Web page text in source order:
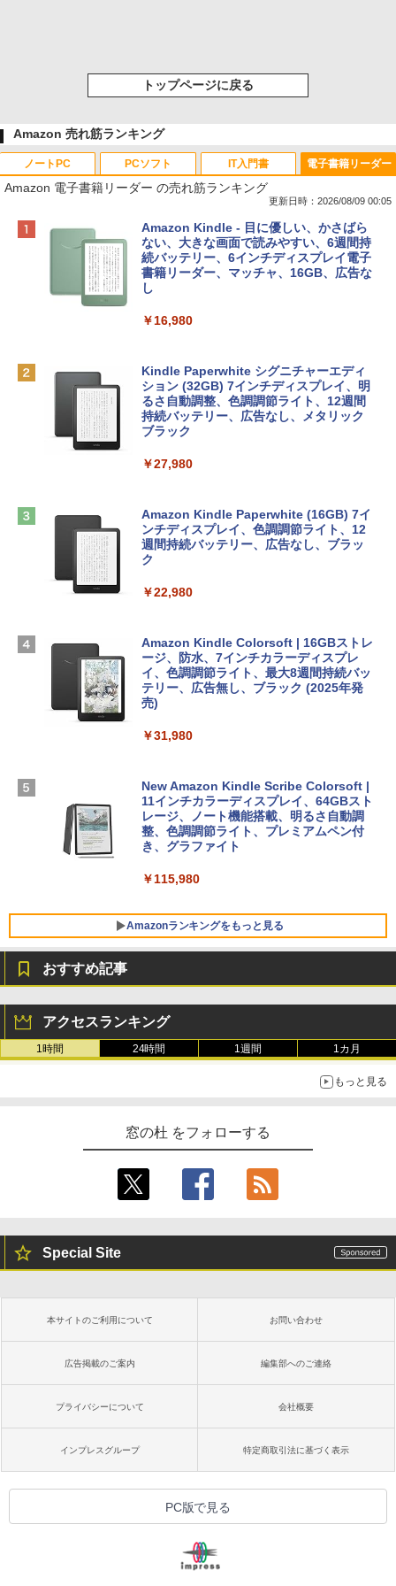
トップページに戻る
Amazon 売れ筋ランキング
ノートPC
Apple 2026 MacBook Neo A18 Proチッ
プ搭載13インチノートブック：AIとAppl
e Intelligenceのために設計、Liquid Ret
inaディスプレイ、8GBユニファイドメモ
リ、512GB SSDストレージ、1080p Fac
ゴ
tomtoc 360°保護 15.6 16インチ パソコ
ンケース Dell NEC Lavie ASUS HP dyna
book Lenovo対応
￥2,952
Apple 2026 MacBook Air M5チップ搭載
13インチノートブック：AIとApple Intell
igence、13.6インチLiquid Retinaディ
スプレイ、16GBユニファイドメモリ、51
レームカメラ、日本語キーボード、Touc
￥224,800
【Amazon.co.jp限定】 HP ノートパソコ
ン 15-fd 15.6インチ 16GBメモリ 512GB
FMV ノートパソコン WE1-K3 (MS 365 P
ersonal/Copilotキー搭載/Win 11/15.6型/
Core i5/16GB/SSD 512GB/ホワイト) FM
VWK3E15W_AZ
￥139,880
PCソフト
Robloxギフトカード - 800 Robux 【限
定バーチャルアイテムを含む】 【オンラ
インゲームコード】 ロブロックス | オン
ラインコード版
定バーチャルアイテムを含む】 【オンラ
インゲームコード】 ロブロックス |オン
ラインコード版
￥1,600
ows11、10/mac対応|PC2台
￥39,582
Robloxギフトカード - 2,000 Robux 【限
ラインコード版
￥3,200
ト): Java & Bedrock Edition | オンライ
￥3,600
IT入門書
生成AIパスポート公式テキスト 第４版
￥1,766
ズ (はぴーイラストLabo)
￥480
bデザイン入門講座［第2版］
ClaudeCode いちばんやさしい 教科書:
方 マニュアル AI副業にもコンテンツ作成
￥99
FM TOWNS ハイパー・カタログ: 本体ハ
ェクトリストと最新エミュレータ紹介
電子書籍リーダー
Amazon 電子書籍リーダー の売れ筋ランキング
更新日時：2026/08/09 00:05
Amazon Kindle - 目に優しい、かさばら
ない、大きな画面で読みやすい、6週間持
続バッテリー、6インチディスプレイ電子
書籍リーダー、マッチャ、16GB、広告な
し
￥16,980
Kindle Paperwhite シグニチャーエディ
ション (32GB) 7インチディスプレイ、明
るさ自動調整、色調調節ライト、12週間
持続バッテリー、広告なし、メタリック
ブラック
￥27,980
Amazon Kindle Paperwhite (16GB) 7イ
ンチディスプレイ、色調調節ライト、12
週間持続バッテリー、広告なし、ブラッ
ク
￥22,980
Amazon Kindle Colorsoft | 16GBストレ
ージ、防水、7インチカラーディスプレ
イ、色調調節ライト、最大8週間持続バッ
テリー、広告無し、ブラック (2025年発
売)
￥31,980
New Amazon Kindle Scribe Colorsoft |
11インチカラーディスプレイ、64GBスト
レージ、ノート機能搭載、明るさ自動調
整、色調調節ライト、プレミアムペン付
き、グラファイト
￥115,980
Amazonランキングをもっと見る
おすすめ記事
アクセスランキング
1時間 24時間 1週間 1カ月
もっと見る
窓の杜 をフォローする
Special Site
本サイトのご利用について お問い合わせ
広告掲載のご案内 編集部へのご連絡
プライバシーについて 会社概要
インプレスグループ 特定商取引法に基づく表示
PC版で見る